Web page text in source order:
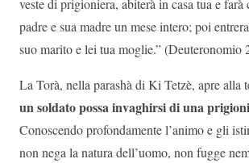
veste di prigioniera, abiterà in casa tua e
padre e sua madre un mese intero; poi
suo marito e lei tua moglie.” (Deuteronomio
La Torà, nella parashà di Ki Tetzè, apre alla
un soldato possa invaghirsi di una
Conoscendo profondamente l’animo e gli
non nega la natura dell’uomo, non fugge